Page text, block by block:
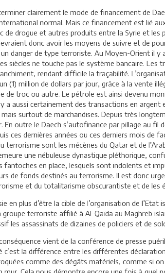
clairement le mode de financement de
normal. Mais ce financement est lié
de drogue et autres produits entre la Syrie et les
donc avoir les moyens de suivre et de
un danger de type terroriste. Au Moyen-Orient il
siècles ne touche pas le système bancaire.
rendant difficile la traçabilité.
(1) million de dollars par jour, grâce à la vente
de troc ou autre. Le pétrole est ainsi devenu
y a aussi certainement des transactions en
surtout de marchandises. Depuis très
En outre le Daech s’autofinance par pillage au fil
ces dernières années ou ces derniers mois de
terrorisme sont les mécènes du Qatar et de
une nébuleuse dynastique pléthorique,
fantoches en place, lesquels sont indolents et
de fonds destinés au terrorisme. Il est donc
et du totalitarisme obscurantiste et de les
en plus d’être la cible de l’organisation de
groupe terroriste affilié à Al-Qaïda au Maghreb
les assassinats de dizaines de policiers et de
vient de la conférence de presse
c’est la différence entre les différentes
comme des dégâts matériels, comme si